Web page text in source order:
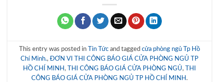
This entry was posted in Tin Tức and tagged cửa phòng ngủ Tp Hồ
Chí Minh., ĐƠN VI THI CÔNG BÁO GIÁ CỬA PHÒNG NGỦ TP
HỒ CHÍ MINH , THI CÔNG BÁO GIÁ CỬA PHÒNG NGỦ,
THI
CÔNG BÁO GIÁ CỬA PHÒNG NGỦ TP HỒ CHÍ MINH .